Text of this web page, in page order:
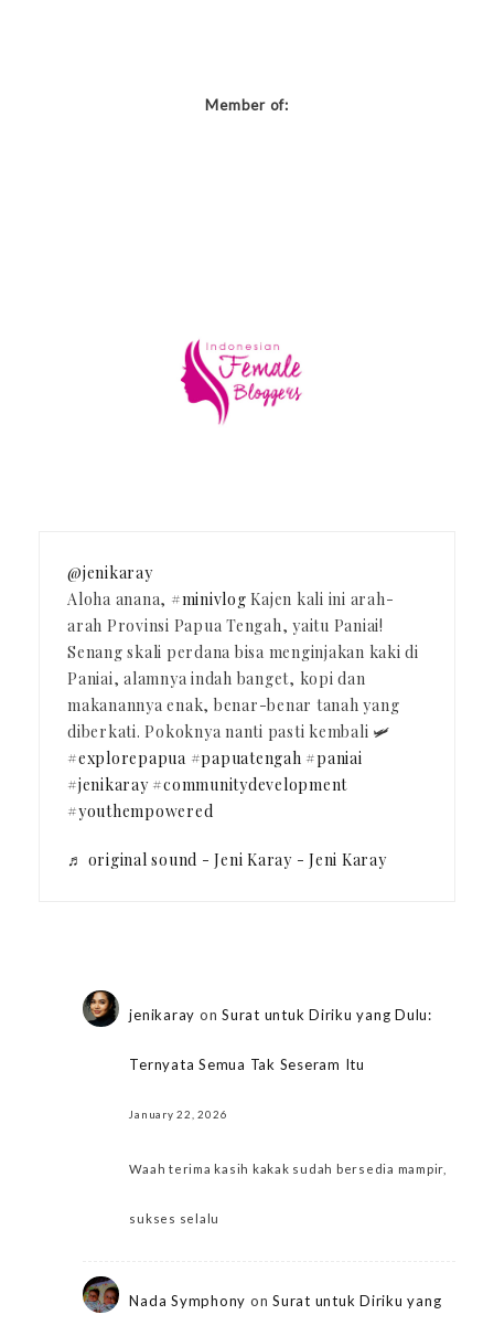
Member of:
@jenikaray
Aloha anana, #minivlog Kajen kali ini arah-
arah Provinsi Papua Tengah, yaitu Paniai!
Senang skali perdana bisa menginjakan kaki di
Paniai, alamnya indah banget, kopi dan
makanannya enak, benar-benar tanah yang
diberkati. Pokoknya nanti pasti kembali 🛩️
#explorepapua #papuatengah #paniai
#jenikaray #communitydevelopment
#youthempowered
♬ original sound - Jeni Karay - Jeni Karay
jenikaray on Surat untuk Diriku yang Dulu:
Ternyata Semua Tak Seseram Itu
January 22, 2026
Waah terima kasih kakak sudah bersedia mampir,
sukses selalu
Nada Symphony on Surat untuk Diriku yang